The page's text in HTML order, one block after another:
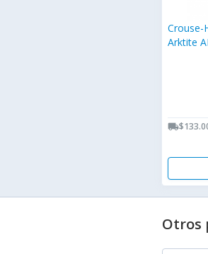
Crouse-
Arktite
local_shipping
Otros